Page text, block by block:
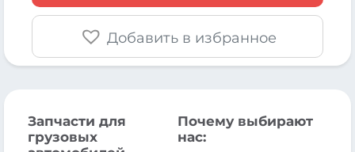
Добавить в избранное
Запчасти для
грузовых
Почему выбирают
нас: